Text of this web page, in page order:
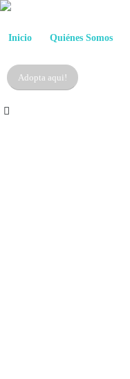
Inicio Quiénes Somos
Adopta aqui!